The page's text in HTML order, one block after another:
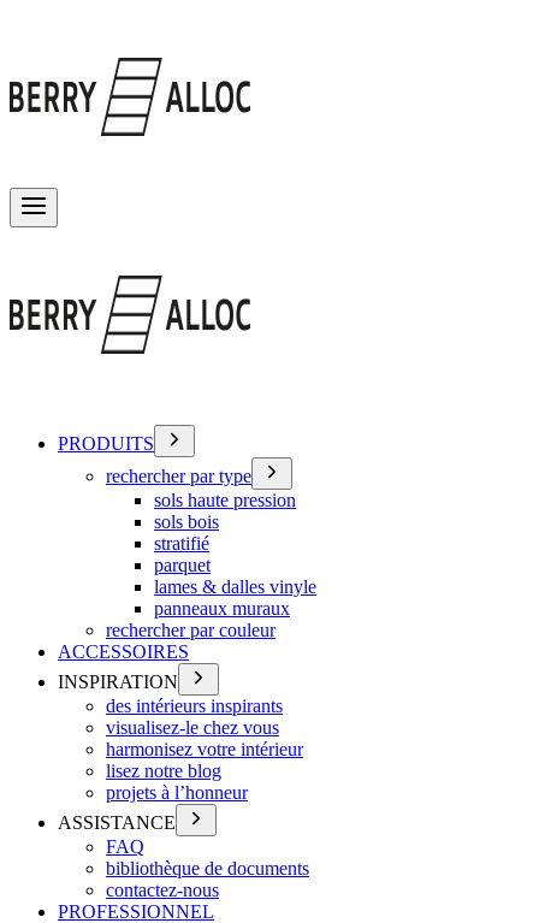
PRODUITS
rechercher par type
sols haute pression
sols bois
stratifié
parquet
lames & dalles vinyle
panneaux muraux
rechercher par couleur
ACCESSOIRES
INSPIRATION
des intérieurs inspirants
visualisez-le chez vous
harmonisez votre intérieur
lisez notre blog
projets à l’honneur
ASSISTANCE
FAQ
bibliothèque de documents
contactez-nous
PROFESSIONNEL